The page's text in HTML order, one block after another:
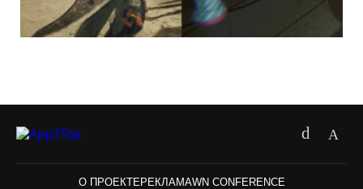
О ПРОЕКТЕ РЕКЛАМАWN CONFERENCE